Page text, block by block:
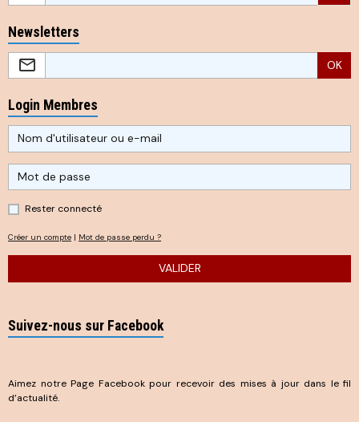
Newsletters
OK
Login Membres
Rester connecté
Créer un compte | Mot de passe perdu ?
VALIDER
Suivez-nous sur Facebook
Aimez notre Page Facebook pour recevoir des mises à jour dans le fil
d’actualité.